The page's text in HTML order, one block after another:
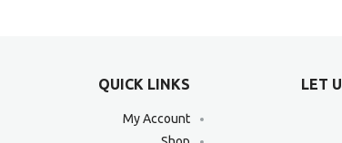
LET
QUICK LINKS
My Account